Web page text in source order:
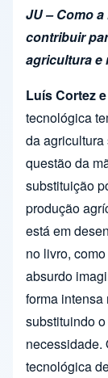
JU – Como
contribuir
agricultura e
Luís Cortez
tecnológica
da agricultura
questão da
substituição
produção
está em
no livro,
absurdo
forma
substituindo
necessidade.
tecnológica